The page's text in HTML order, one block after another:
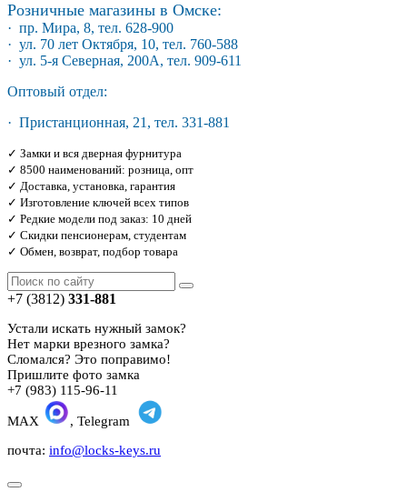
Розничные магазины в Омске:
· пр. Мира, 8, тел. 628-900
· ул. 70 лет Октября, 10, тел. 760-588
· ул. 5-я Северная, 200А, тел. 909-611
Оптовый отдел:
· Пристанционная, 21, тел. 331-881
✓ Замки и вся дверная фурнитура
✓ 8500 наименований: розница, опт
✓ Доставка, установка, гарантия
✓ Изготовление ключей всех типов
✓ Редкие модели под заказ: 10 дней
✓ Скидки пенсионерам, студентам
✓ Обмен, возврат, подбор товара
+7 (3812) 331-881
Устали искать нужный замок?
Нет марки врезного замка?
Сломался? Это поправимо!
Пришлите фото замка
+7 (983) 115-96-11
MAX
, Telegram
почта: info@locks-keys.ru